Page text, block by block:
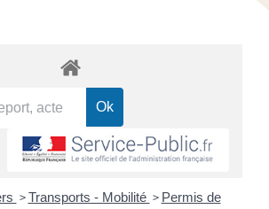
> Transports - Mobilité > Permis de